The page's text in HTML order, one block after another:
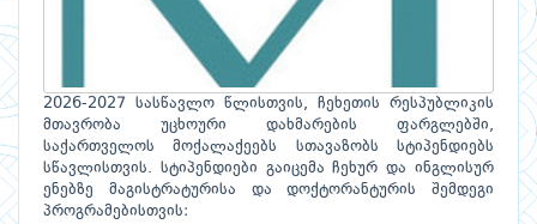
2026-2027 სასწავლო წლისთვის, ჩეხეთის რესპუბლიკის
მთავრობა უცხოური დახმარების ფარგლებში,
საქართველოს მოქალაქეებს სთავაზობს სტიპენდიებს
სწავლისთვის. სტიპენდიები გაიცემა ჩეხურ და ინგლისურ
ენებზე მაგისტრატურისა და დოქტორანტურის შემდეგი
პროგრამებისთვის: